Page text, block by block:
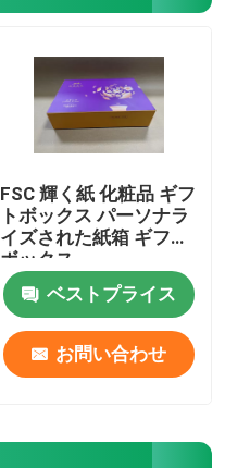
FSC 輝く紙 化粧品 ギフ
トボックス パーソナラ
イズされた紙箱 ギフト
ボックス
ベストプライス
お問い合わせ